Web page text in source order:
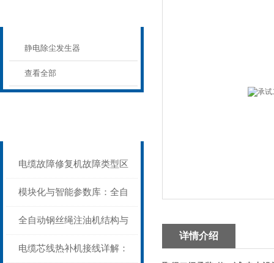
静电除尘发生器
查看全部
电缆故障修复机故障类型区
分指南：从“绝缘电
阻”到“波形特征”的精准诊
断逻辑
模块化与智能参数库：全自
动电缆修复机的快速换型逻
辑
全自动钢丝绳注油机结构与
工作原理：揭秘高效润滑的
电缆芯线热补机接线详解：
详情介绍